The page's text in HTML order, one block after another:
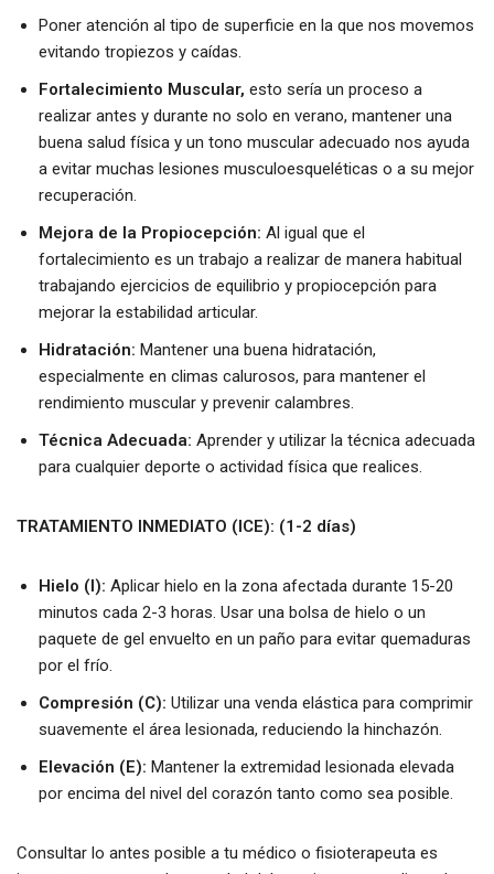
Poner atención al tipo de superficie en la que nos movemos
evitando tropiezos y caídas.
Fortalecimiento Muscular, esto sería un proceso a
realizar antes y durante no solo en verano, mantener una
buena salud física y un tono muscular adecuado nos ayuda
a evitar muchas lesiones musculoesqueléticas o a su mejor
recuperación.
Mejora de la Propiocepción: Al igual que el
fortalecimiento es un trabajo a realizar de manera habitual
trabajando ejercicios de equilibrio y propiocepción para
mejorar la estabilidad articular.
Hidratación: Mantener una buena hidratación,
especialmente en climas calurosos, para mantener el
rendimiento muscular y prevenir calambres.
Técnica Adecuada: Aprender y utilizar la técnica adecuada
para cualquier deporte o actividad física que realices.
TRATAMIENTO INMEDIATO (ICE): (1-2 días)
Hielo (I): Aplicar hielo en la zona afectada durante 15-20
minutos cada 2-3 horas. Usar una bolsa de hielo o un
paquete de gel envuelto en un paño para evitar quemaduras
por el frío.
Compresión (C): Utilizar una venda elástica para comprimir
suavemente el área lesionada, reduciendo la hinchazón.
Elevación (E): Mantener la extremidad lesionada elevada
por encima del nivel del corazón tanto como sea posible.
Consultar lo antes posible a tu médico o fisioterapeuta es